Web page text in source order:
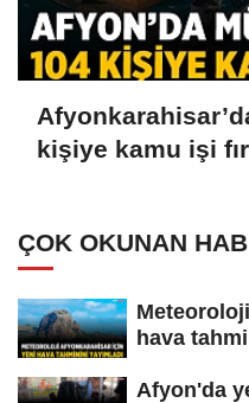
kişiye kamu işi
ÇOK OKUNAN
hava
Afyon'da